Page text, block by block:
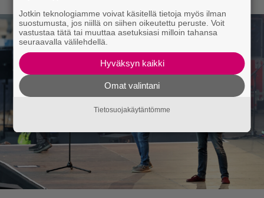
Jotkin teknologiamme voivat käsitellä tietoja myös ilman
suostumusta, jos niillä on siihen oikeutettu peruste. Voit
vastustaa tätä tai muuttaa asetuksiasi milloin tahansa
seuraavalla välilehdellä.
Hyväksyn kaikki
Omat valintani
Tietosuojakäytäntömme